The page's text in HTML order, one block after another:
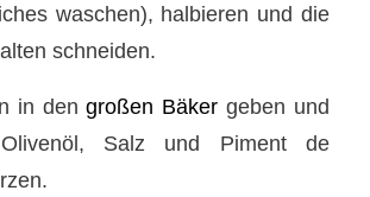
waschen), halbieren und die
schneiden.
in dengroßen Bäker geben und
Salz und Piment de